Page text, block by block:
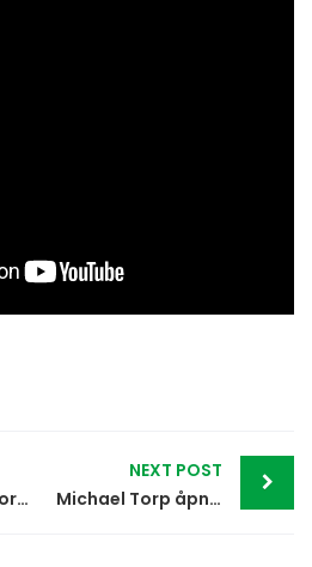
-Alt kan skje i norsk politikk
NEXT POST
Michael Torp åpner Spillkonferansen 2025